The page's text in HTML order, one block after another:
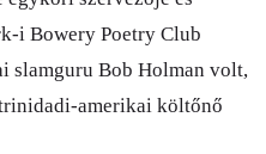
i Bowery Poetry Club
slamguru Bob Holman volt,
amerikai költőnő